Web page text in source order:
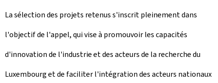
La sélection des projets retenus s'inscrit pleinement dans
l'objectif de l'appel, qui vise à promouvoir les capacités
d'innovation de l'industrie et des acteurs de la recherche du
Luxembourg et de faciliter l'intégration des acteurs nationaux